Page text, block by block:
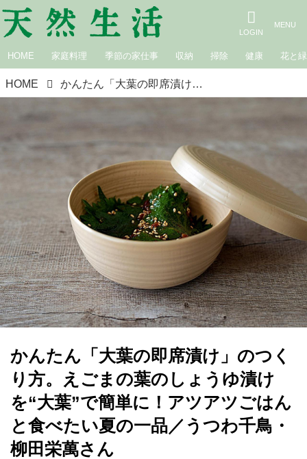
HOME 家庭料理 季節の家仕事 収納 掃除 健康 花と緑
HOME かんたん「大葉の即席漬け」のつくり方。えごまの葉のしょうゆ漬けを“大葉”で簡単に！アツアツごはんと食べたい夏の一品／うつわ千鳥・柳田栄萬さん
かんたん「大葉の即席漬け」のつく
り方。えごまの葉のしょうゆ漬け
を“大葉”で簡単に！アツアツごはん
と食べたい夏の一品／うつわ千鳥・
柳田栄萬さん